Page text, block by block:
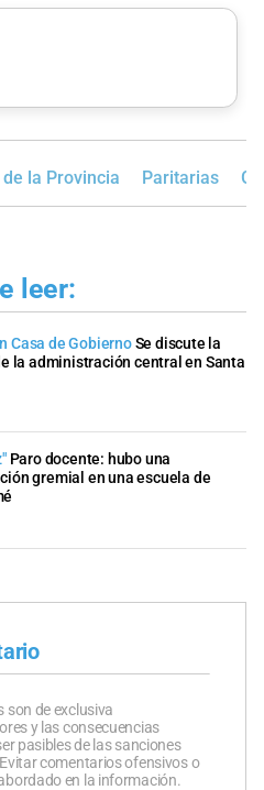
la Provincia Paritarias
leer:
Casa de GobiernoSe discute la
la administración central en Santa
Paro docente: hubo una
gremial en una escuela de
son de exclusiva
y las consecuencias
pasibles de las sanciones
comentarios ofensivos o
en la información.